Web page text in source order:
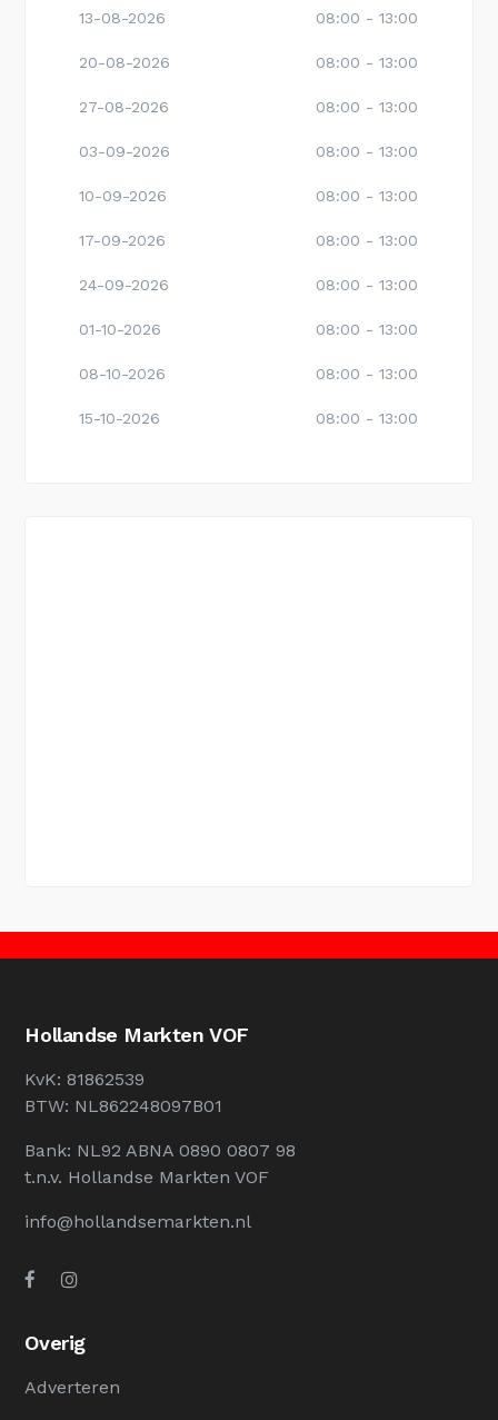
13-08-2026 08:00 - 13:00
20-08-2026 08:00 - 13:00
27-08-2026 08:00 - 13:00
03-09-2026 08:00 - 13:00
10-09-2026 08:00 - 13:00
17-09-2026 08:00 - 13:00
24-09-2026 08:00 - 13:00
01-10-2026 08:00 - 13:00
08-10-2026 08:00 - 13:00
15-10-2026 08:00 - 13:00
Hollandse Markten VOF
KvK: 81862539
BTW: NL862248097B01
Bank: NL92 ABNA 0890 0807 98
t.n.v. Hollandse Markten VOF
info@hollandsemarkten.nl
Overig
Adverteren